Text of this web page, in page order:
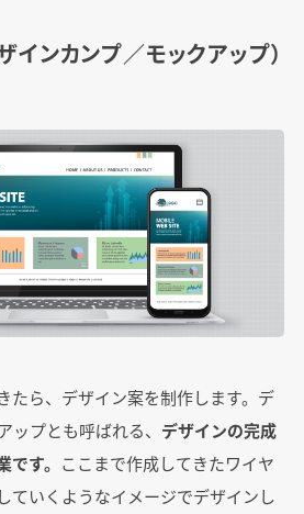
インカンプ／モックアップ）
たら、デザイン案を制作します。デ
プとも呼ばれる、 デザインの完成
す。 ここまで作成してきたワイヤ
ていくようなイメージでデザインし